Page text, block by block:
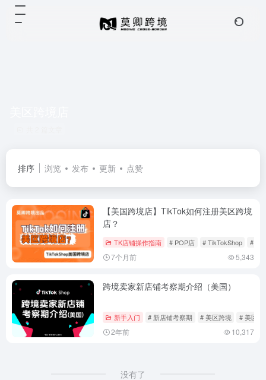
排序 浏览 发布 更新 点赞
【美国跨境店】TikTok如何注册美区跨境
店？
TK店铺操作指南 # POP店 # TikTokShop # 入
7个月前 5,343
跨境卖家新店铺考察期介绍（美国）
新手入门 # 新店铺考察期 # 美区跨境 # 美区跨
2年前 10,317
没有了